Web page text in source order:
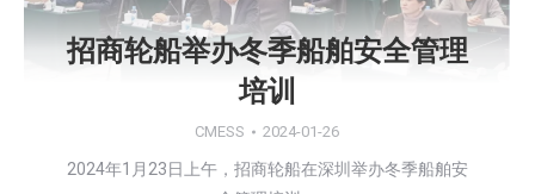
招商轮船举办冬季船舶安全管理
培训
CMESS 2024-01-26
2024年1月23日上午，招商轮船在深圳举办冬季船舶安